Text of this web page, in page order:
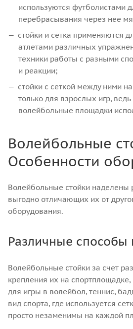
используются футболистами
перебрасывания через нее
стойки и сетка применяются
атлетами различных
техники работы с разными
и реакции;
стойки с сеткой между ними
только для взрослых игр,
волейбольные площадки
Волейбольные
Особенности
Волейбольные стойки наделены
выгодно отличающих их от
оборудования.
Различные способы
Волейбольные стойки за счет
крепления их на спортплощадке,
для игры в волейбол, теннис,
вид спорта, где используется
просто незаменимы на каждой